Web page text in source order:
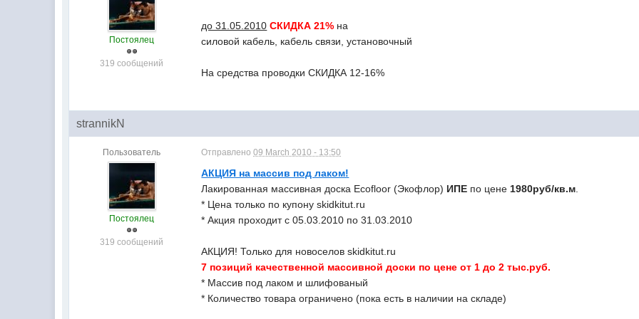
Постоялец
319 сообщений
до 31.05.2010 СКИДКА 21% на
силовой кабель, кабель связи, установочный
На средства проводки СКИДКА 12-16%
strannikN
Пользователь
Постоялец
319 сообщений
Отправлено09 March 2010 - 13:50
АКЦИЯ на массив под лаком!
Лакированная массивная доска Ecofloor (Экофлор) ИПЕ по цене 1980руб/кв.м
* Цена только по купону skidkitut.ru
* Акция проходит с 05.03.2010 по 31.03.2010
АКЦИЯ! Только для новоселов skidkitut.ru
7 позиций качественной массивной доски по цене от 1 до 2 тыс.руб.
* Массив под лаком и шлифованый
* Количество товара ограничено (пока есть в наличии на складе)